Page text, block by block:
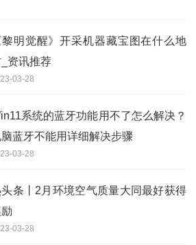
黎明觉醒》开采机器藏宝图在什么地
资讯推荐
03-28
系统的蓝牙功能用不了怎么解决？
脑蓝牙不能用详细解决步骤
03-28
条丨2月环境空气质量大同最好获得
03-28